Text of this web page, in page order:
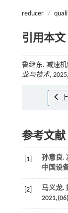
reducer /
引用本文
鲁继东. 减速
业与技术,
参考文献
[1]
孙意良.
中国设
[2] 马义龙.
2021